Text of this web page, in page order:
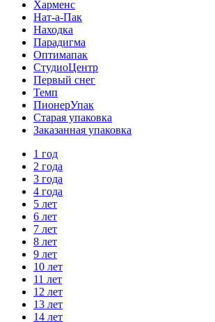
Харменс
Нат-а-Пак
Находка
Парадигма
Оптимапак
СтудиоЦентр
Первый снег
Темп
ПионерУпак
Старая упаковка
Заказанная упаковка
1 год
2 года
3 года
4 года
5 лет
6 лет
7 лет
8 лет
9 лет
10 лет
11 лет
12 лет
13 лет
14 лет